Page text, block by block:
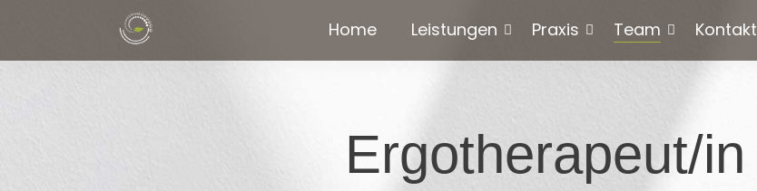
Home Leistungen Praxis Team Kontakt
Ergotherapeut/in